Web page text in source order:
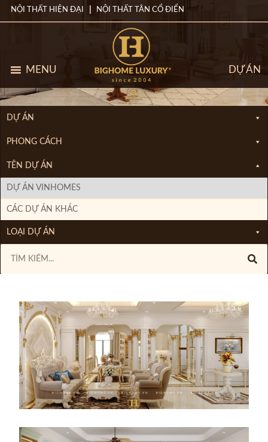
NỘI THẤT HIỆN ĐẠI NỘI THẤT TÂN CỔ ĐIỂN
MENU DỰ ÁN
DỰ ÁN
PHONG CÁCH
TÊN DỰ ÁN
DỰ ÁN VINHOMES
CÁC DỰ ÁN KHÁC
LOẠI DỰ ÁN